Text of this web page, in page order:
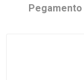
Pegamento